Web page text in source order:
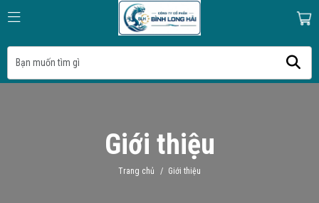
Giới thiệu
Trang chủ / Giới thiệu